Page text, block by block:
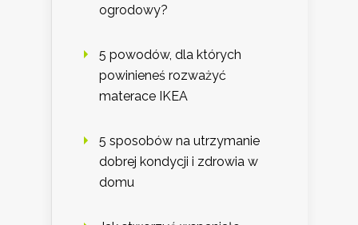
ogrodowy?
5 powodów, dla których
powinieneś rozważyć
materace IKEA
5 sposobów na utrzymanie
dobrej kondycji i zdrowia w
domu